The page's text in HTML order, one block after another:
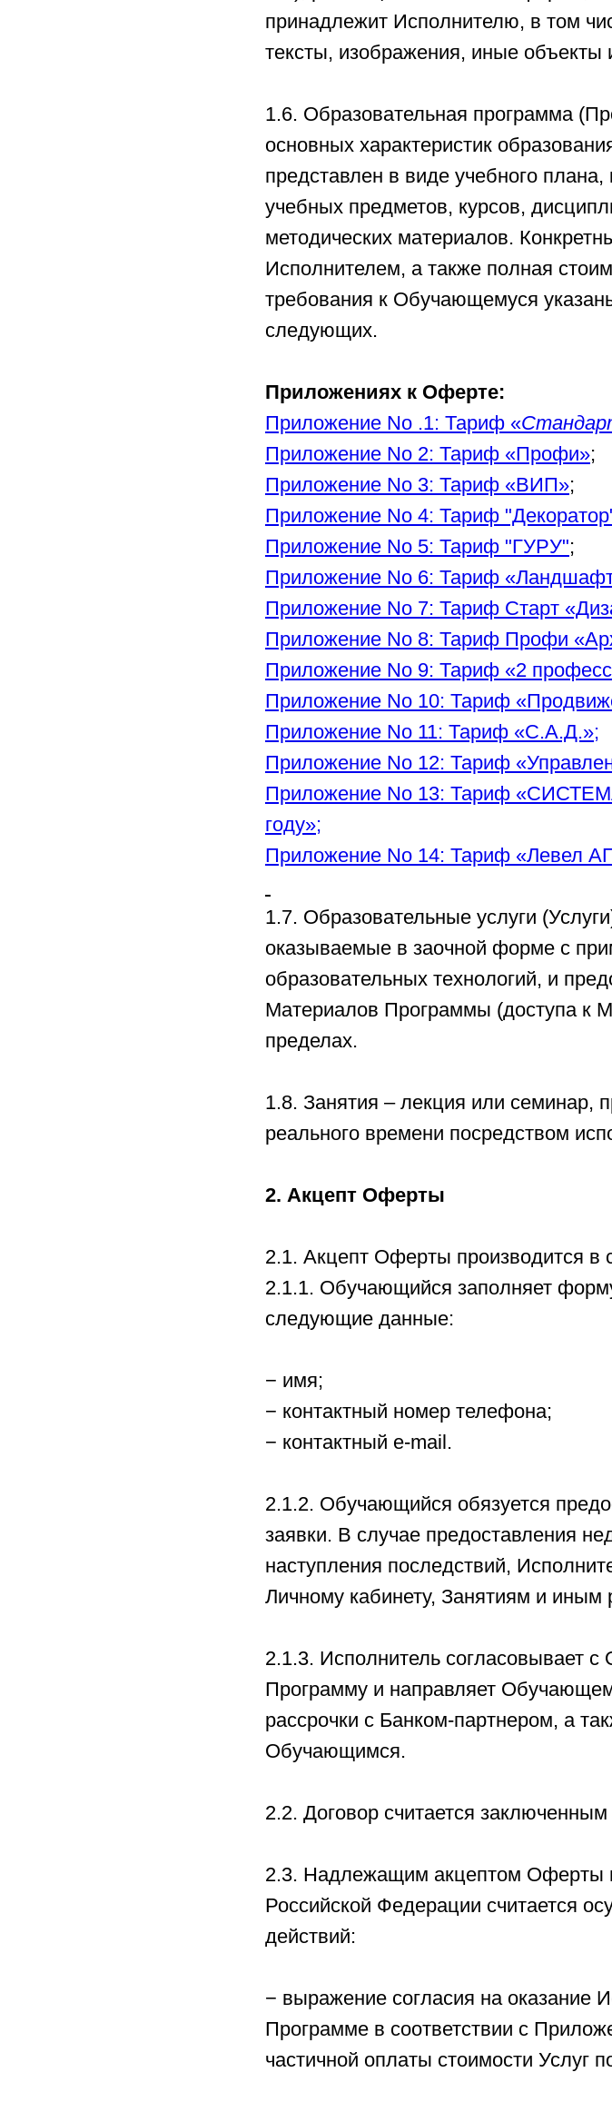
принадлежит Исполнителю, в том
тексты, изображения, иные объекты
1.6. Образовательная программа
основных характеристик
представлен в виде учебного
учебных предметов, курсов,
методических материалов.
Исполнителем, а также полная
требования к Обучающемуся
следующих.
Приложениях к Оферте:
Приложение No .1: Тариф «
Приложение No 2: Тариф «Профи»;
Приложение No 3: Тариф «ВИП»;
Приложение No 4: Тариф
Приложение No 5: Тариф "ГУРУ";
Приложение No 6: Тариф
Приложение No 7: Тариф Старт
Приложение No 8: Тариф Профи
Приложение No 9: Тариф «2
Приложение No 10: Тариф
Приложение No 11: Тариф «С.А.Д.»;
Приложение No 12: Тариф
Приложение No 13: Тариф
году»;
Приложение No 14: Тариф «Левел
1.7. Образовательные услуги
оказываемые в заочной форме с
образовательных технологий, и
Материалов Программы (доступа к
пределах.
1.8. Занятия – лекция или
реального времени посредством
2. Акцепт Оферты
2.1. Акцепт Оферты производится
2.1.1. Обучающийся заполняет
следующие данные:
− имя;
− контактный номер телефона;
− контактный e-mail.
2.1.2. Обучающийся обязуется
заявки. В случае предоставления
наступления последствий,
Личному кабинету, Занятиям и иным
2.1.3. Исполнитель согласовывает
Программу и направляет
рассрочки с Банком-партнером, а
Обучающимся.
2.2. Договор считается
2.3. Надлежащим акцептом Оферты в
Российской Федерации считается
действий:
− выражение согласия на
Программе в соответствии с
частичной оплаты стоимости Услуг